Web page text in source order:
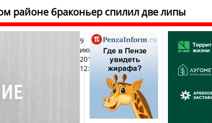
районе браконьер спилил две липы
9
июня
2016,
12:46
Печать